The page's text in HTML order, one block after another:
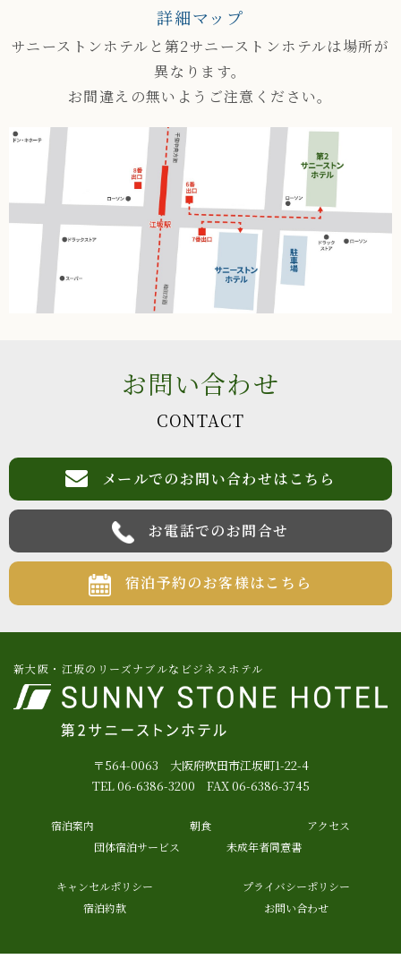
詳細マップ
サニーストンホテルと第2サニーストンホテルは場所が
異なります。
お間違えの無いようご注意ください。
お問い合わせ
CONTACT
メールでのお問い合わせはこちら
お電話でのお問合せ
宿泊予約のお客様はこちら
新大阪・江坂のリーズナブルなビジネスホテル
〒564-0063 大阪府吹田市江坂町1-22-4
TEL 06-6386-3200 FAX 06-6386-3745
宿泊案内 朝食
アクセス
団体宿泊サービス
未成年者同意書
キャンセルポリシー
プライバシーポリシー
宿泊約款
お問い合わせ